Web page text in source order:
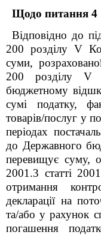
Щодо питання 4
Відповідно до
200 розділу V
суми,
200 розділу V
бюджетному
сумі податку,
товарів/послуг у
періодах
до Державного
перевищує суму,
2001 .3 статті 2001
отримання
декларації на
та/або у рахунок
погашення